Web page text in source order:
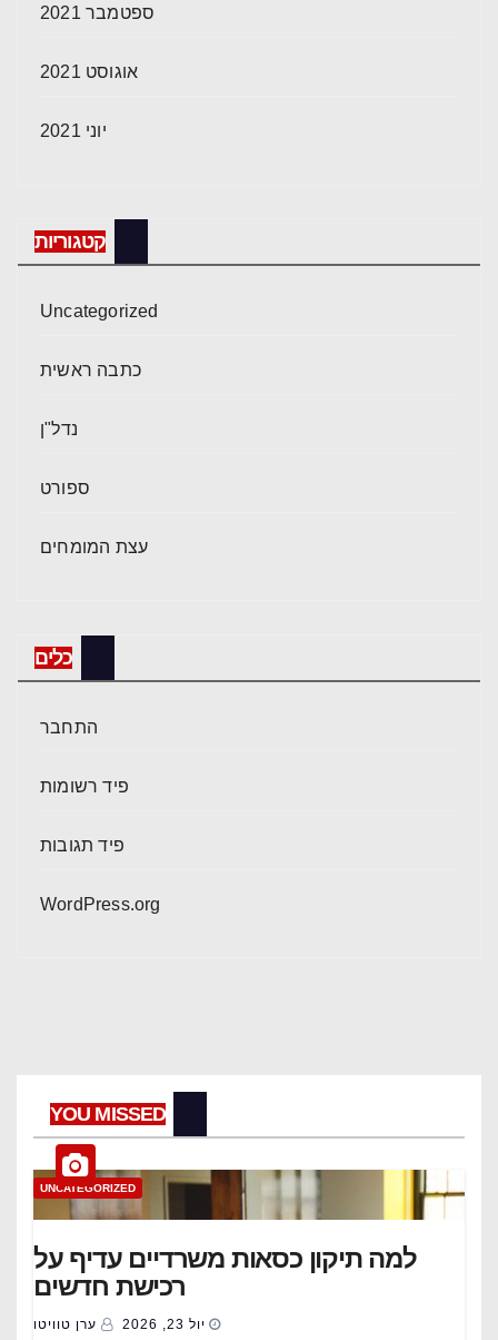
ספטמבר 2021
אוגוסט 2021
יוני 2021
קטגוריות
Uncategorized
כתבה ראשית
נדל"ן
ספורט
עצת המומחים
כלים
התחבר
פיד רשומות
פיד תגובות
WordPress.org
YOU MISSED
UNCATEGORIZED
למה תיקון כסאות משרדיים עדיף על
רכישת חדשים
יול 23, 2026 ערן טוויטו